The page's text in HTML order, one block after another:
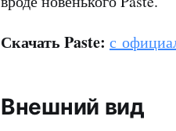
Скачать Paste: с
Внешний вид